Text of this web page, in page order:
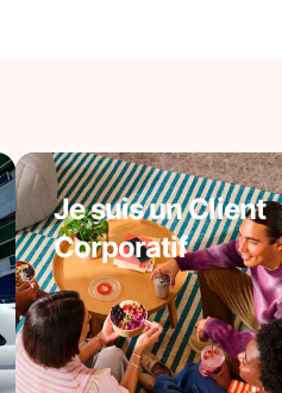
Je suis un Client
Corporatif